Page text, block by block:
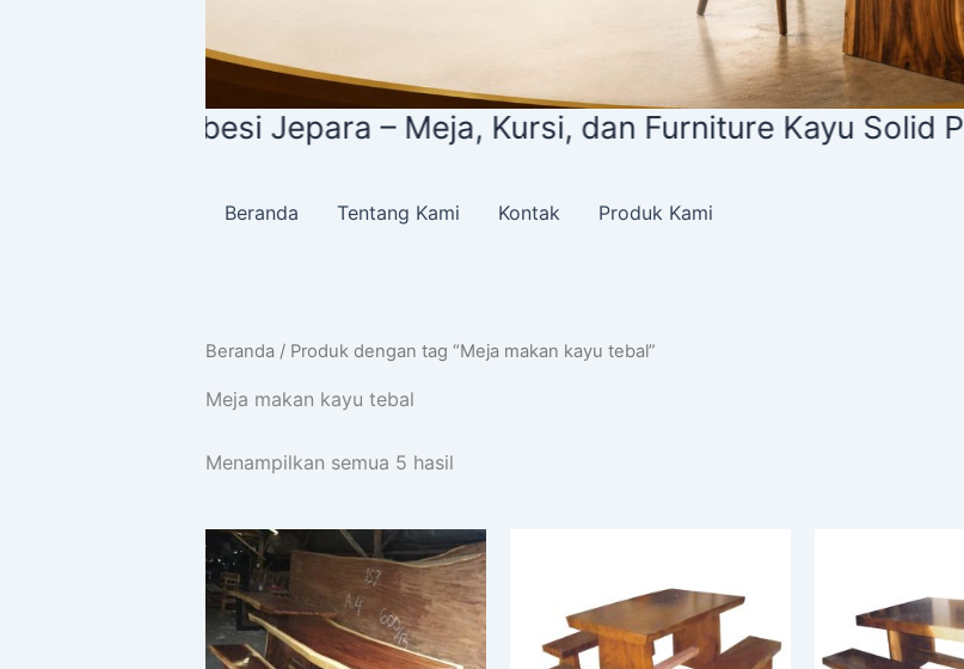
Trembesi Jepara – Meja, Kursi, dan Furniture Kayu Solid Premium
Beranda Tentang Kami Kontak Produk Kami
Beranda / Produk dengan tag “Meja makan kayu tebal”
Meja makan kayu tebal
Menampilkan semua 5 hasil